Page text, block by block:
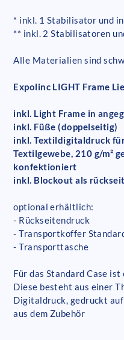
* inkl. 1 Stabilisator und
** inkl. 2 Stabilisatoren
Alle Materialien sind
Expolinc LIGHT Frame
inkl. Light Frame in
inkl. Füße (doppelseitig)
inkl. Textildigitaldruck
Textilgewebe, 210 g/m²
konfektioniert
inkl. Blockout als
optional erhältlich:
- Rückseitendruck
- Transportkoffer
- Transporttasche
Für das Standard Case
Diese besteht aus einer
Digitaldruck, gedruckt
aus dem Zubehör